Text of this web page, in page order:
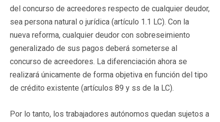
del concurso de acreedores respecto de cualquier deudor,
sea persona natural o jurídica (artículo 1.1 LC). Con la
nueva reforma, cualquier deudor con sobreseimiento
generalizado de sus pagos deberá someterse al
concurso de acreedores. La diferenciación ahora se
realizará únicamente de forma objetiva en función del tipo
de crédito existente (artículos 89 y ss de la LC).
Por lo tanto, los trabajadores autónomos quedan sujetos a